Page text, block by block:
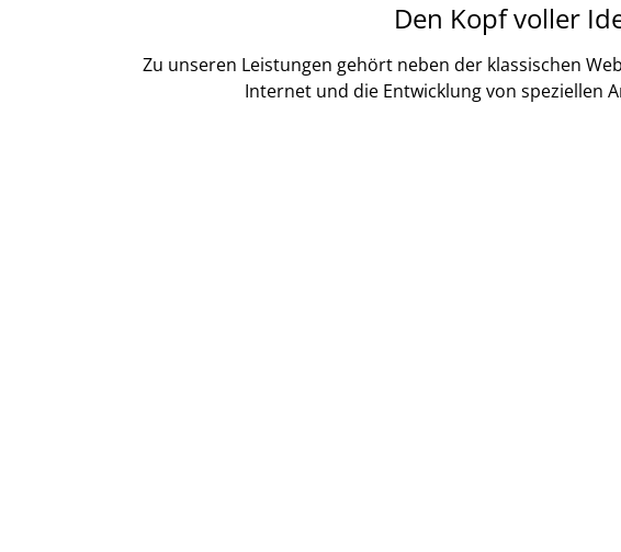
Den Kopf voller
Zu unseren Leistungen gehört neben der klassischen
Internet und die Entwicklung von speziellen